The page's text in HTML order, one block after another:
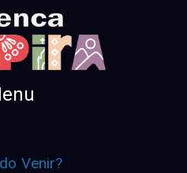
Venir?